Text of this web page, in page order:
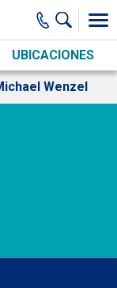
UBICACIONES
Wenzel